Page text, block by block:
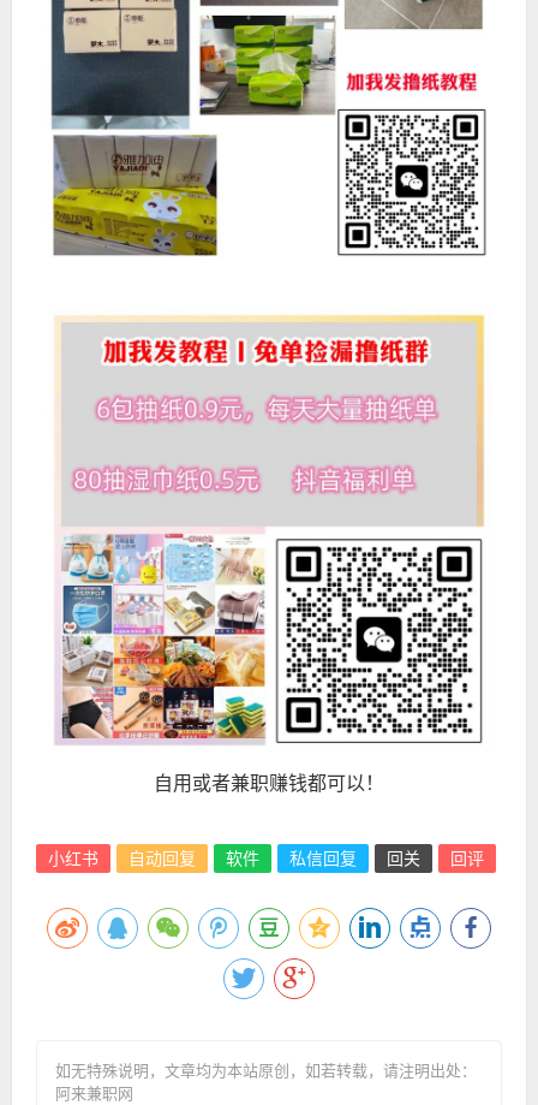
自用或者兼职赚钱都可以！
小红书 自动回复 软件 私信回复 回关 回评
如无特殊说明，文章均为本站原创 ，如若转载，请注明出处：
阿来兼职网